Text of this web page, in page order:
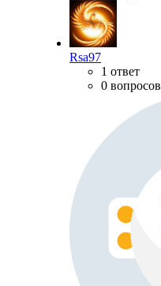
Rsa97
1 ответ
0 вопросов